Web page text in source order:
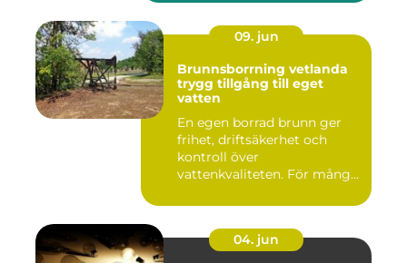
09. jun
Brunnsborrning vetlanda
trygg tillgång till eget
vatten
En egen borrad brunn ger
frihet, driftsäkerhet och
kontroll över
vattenkvaliteten. För många
04. jun